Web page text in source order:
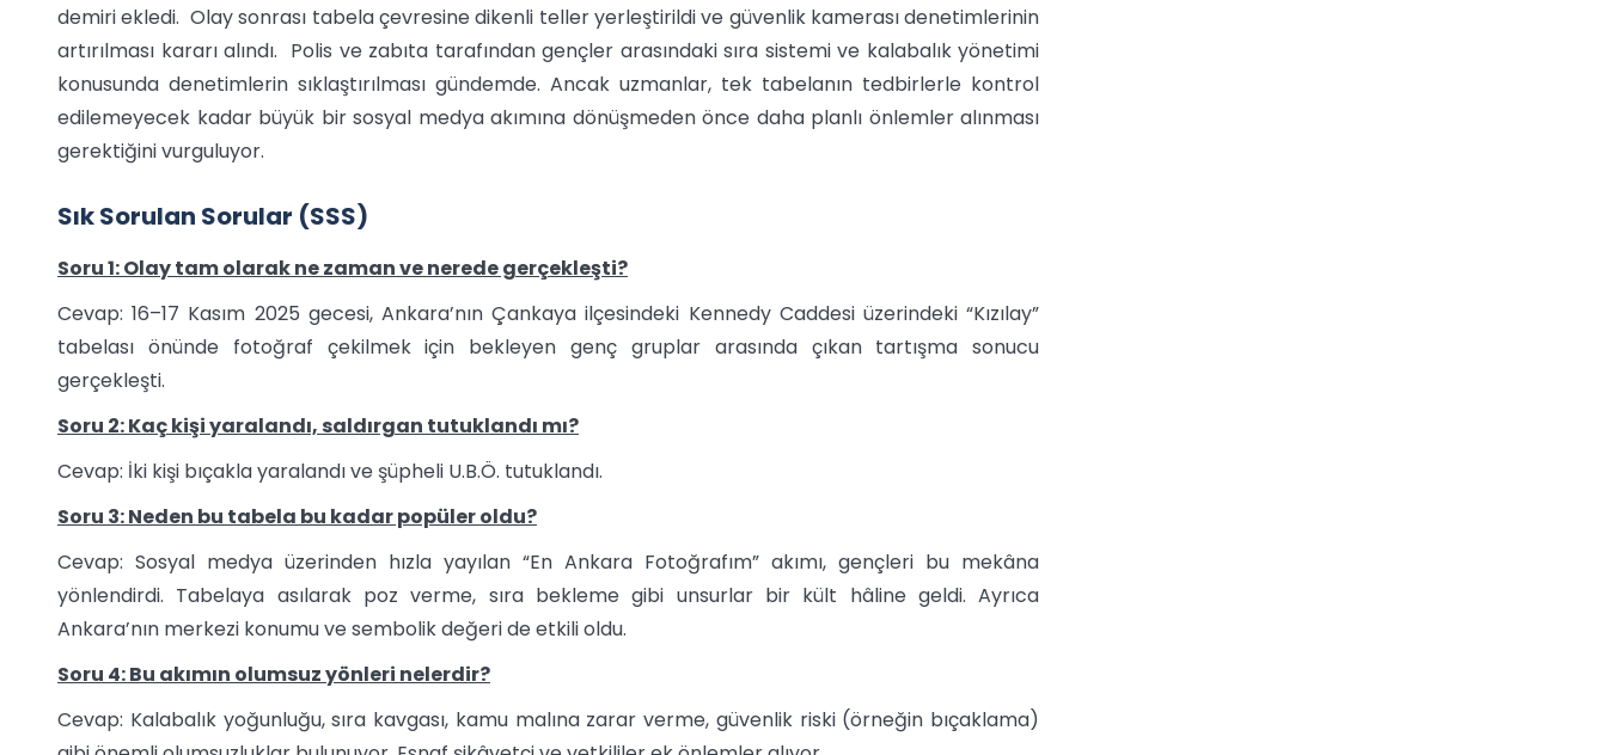
demiri ekledi. Olay sonrası tabela çevresine dikenli teller yerleştirildi ve güvenlik kamerası denetimlerinin
artırılması kararı alındı. Polis ve zabıta tarafından gençler arasındaki sıra sistemi ve kalabalık yönetimi
konusunda denetimlerin sıklaştırılması gündemde. Ancak uzmanlar, tek tabelanın tedbirlerle kontrol
edilemeyecek kadar büyük bir sosyal medya akımına dönüşmeden önce daha planlı önlemler alınması
gerektiğini vurguluyor.
Sık Sorulan Sorular (SSS)
Soru 1: Olay tam olarak ne zaman ve nerede gerçekleşti?
Cevap: 16–17 Kasım 2025 gecesi, Ankara’nın Çankaya ilçesindeki Kennedy Caddesi üzerindeki “Kızılay”
tabelası önünde fotoğraf çekilmek için bekleyen genç gruplar arasında çıkan tartışma sonucu
gerçekleşti.
Soru 2: Kaç kişi yaralandı, saldırgan tutuklandı mı?
Cevap: İki kişi bıçakla yaralandı ve şüpheli U.B.Ö. tutuklandı.
Soru 3: Neden bu tabela bu kadar popüler oldu?
Cevap: Sosyal medya üzerinden hızla yayılan “En Ankara Fotoğrafım” akımı, gençleri bu mekâna
yönlendirdi. Tabelaya asılarak poz verme, sıra bekleme gibi unsurlar bir kült hâline geldi. Ayrıca
Ankara’nın merkezi konumu ve sembolik değeri de etkili oldu.
Soru 4: Bu akımın olumsuz yönleri nelerdir?
Cevap: Kalabalık yoğunluğu, sıra kavgası, kamu malına zarar verme, güvenlik riski (örneğin bıçaklama)